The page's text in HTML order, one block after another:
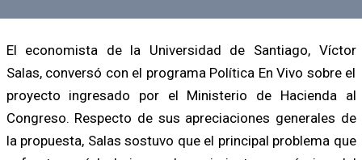
El economista de la Universidad de Santiago, Víctor
Salas, conversó con el programa Política En Vivo sobre el
proyecto ingresado por el Ministerio de Hacienda al
Congreso. Respecto de sus apreciaciones generales de
la propuesta, Salas sostuvo que el principal problema que